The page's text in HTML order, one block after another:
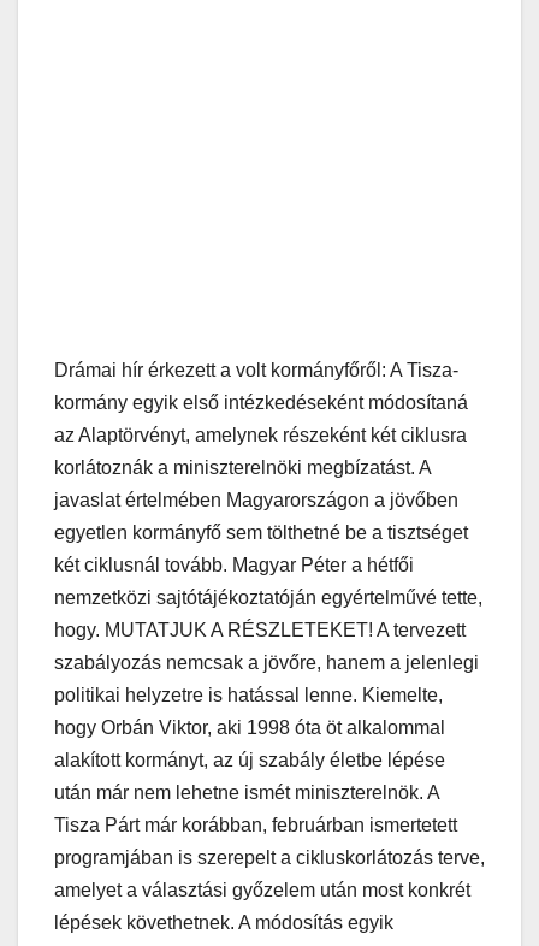
Drámai hír érkezett a volt kormányfőről: A Tisza-
kormány egyik első intézkedéseként módosítaná
az Alaptörvényt, amelynek részeként két ciklusra
korlátoznák a miniszterelnöki megbízatást. A
javaslat értelmében Magyarországon a jövőben
egyetlen kormányfő sem tölthetné be a tisztséget
két ciklusnál tovább. Magyar Péter a hétfői
nemzetközi sajtótájékoztatóján egyértelművé tette,
hogy. MUTATJUK A RÉSZLETEKET! A tervezett
szabályozás nemcsak a jövőre, hanem a jelenlegi
politikai helyzetre is hatással lenne. Kiemelte,
hogy Orbán Viktor, aki 1998 óta öt alkalommal
alakított kormányt, az új szabály életbe lépése
után már nem lehetne ismét miniszterelnök. A
Tisza Párt már korábban, februárban ismertetett
programjában is szerepelt a cikluskorlátozás terve,
amelyet a választási győzelem után most konkrét
lépések követhetnek. A módosítás egyik